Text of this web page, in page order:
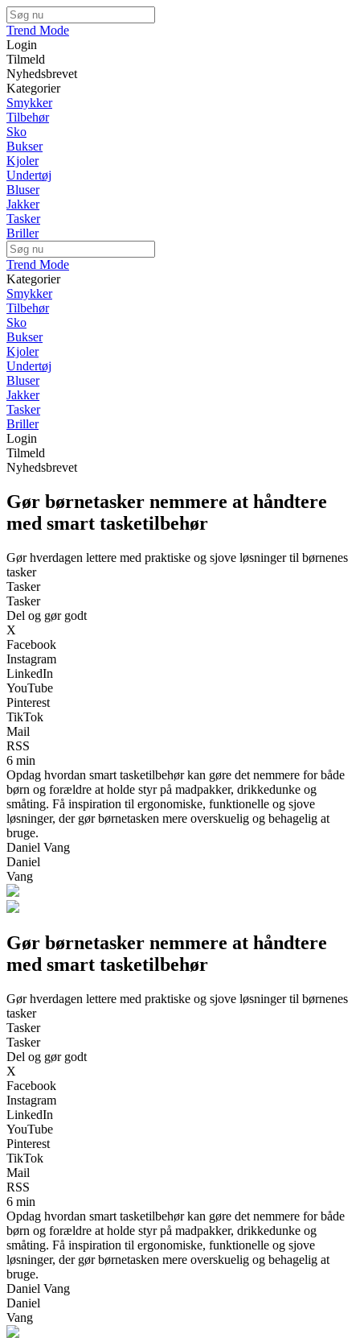
Trend Mode
Login
Tilmeld
Nyhedsbrevet
Kategorier
Smykker
Tilbehør
Sko
Bukser
Kjoler
Undertøj
Bluser
Jakker
Tasker
Briller
Trend Mode
Kategorier
Smykker
Tilbehør
Sko
Bukser
Kjoler
Undertøj
Bluser
Jakker
Tasker
Briller
Login
Tilmeld
Nyhedsbrevet
Gør børnetasker nemmere at håndtere
med smart tasketilbehør
Gør hverdagen lettere med praktiske og sjove løsninger til børnenes
tasker
Tasker
Tasker
Del og gør godt
X
Facebook
Instagram
LinkedIn
YouTube
Pinterest
TikTok
Mail
RSS
6 min
Opdag hvordan smart tasketilbehør kan gøre det nemmere for både
børn og forældre at holde styr på madpakker, drikkedunke og
småting. Få inspiration til ergonomiske, funktionelle og sjove
løsninger, der gør børnetasken mere overskuelig og behagelig at
bruge.
Daniel Vang
Daniel
Vang
Gør børnetasker nemmere at håndtere
med smart tasketilbehør
Gør hverdagen lettere med praktiske og sjove løsninger til børnenes
tasker
Tasker
Tasker
Del og gør godt
X
Facebook
Instagram
LinkedIn
YouTube
Pinterest
TikTok
Mail
RSS
6 min
Opdag hvordan smart tasketilbehør kan gøre det nemmere for både
børn og forældre at holde styr på madpakker, drikkedunke og
småting. Få inspiration til ergonomiske, funktionelle og sjove
løsninger, der gør børnetasken mere overskuelig og behagelig at
bruge.
Daniel Vang
Daniel
Vang